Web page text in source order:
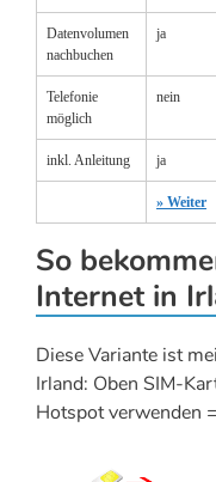
Datenvolumen
nachbuchen
ja
Telefonie
möglich
nein
inkl. Anleitung ja
» Weiter
So
Internet in
Diese Variante ist
Irland: Oben SIM-
Hotspot verwenden